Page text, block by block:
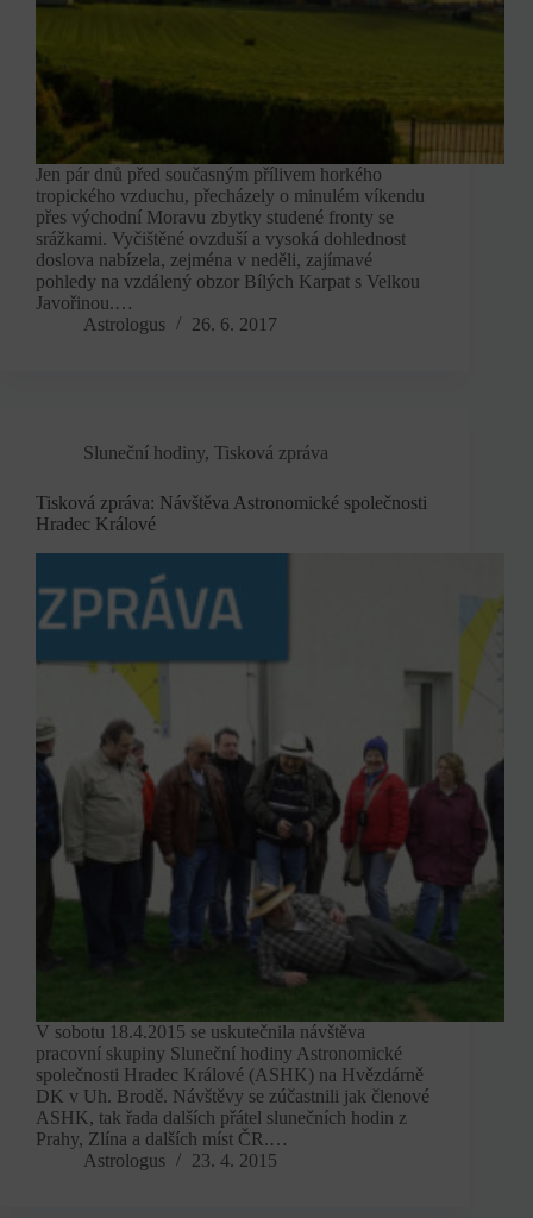
Jen pár dnů před současným přílivem horkého
tropického vzduchu, přecházely o minulém víkendu
přes východní Moravu zbytky studené fronty se
srážkami. Vyčištěné ovzduší a vysoká dohlednost
doslova nabízela, zejména v neděli, zajímavé
pohledy na vzdálený obzor Bílých Karpat s Velkou
Javořinou.…
Astrologus
26. 6. 2017
Sluneční hodiny, Tisková zpráva
Tisková zpráva: Návštěva Astronomické společnosti
Hradec Králové
V sobotu 18.4.2015 se uskutečnila návštěva
pracovní skupiny Sluneční hodiny Astronomické
společnosti Hradec Králové (ASHK) na Hvězdárně
DK v Uh. Brodě. Návštěvy se zúčastnili jak členové
ASHK, tak řada dalších přátel slunečních hodin z
Prahy, Zlína a dalších míst ČR.…
Astrologus
23. 4. 2015